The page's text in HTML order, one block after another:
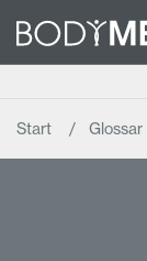
Start Glossar